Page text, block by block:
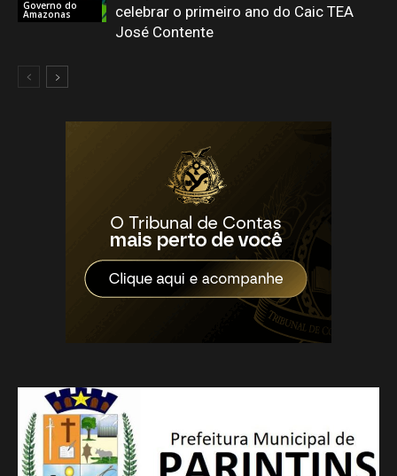
Governo do
Amazonas
celebrar o primeiro ano do Caic TEA
José Contente